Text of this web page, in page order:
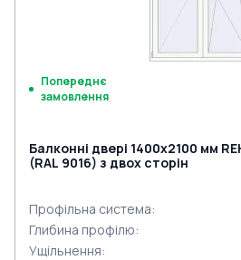
Попереднє
замовлення
Балконні двері 1400x2100 мм
(RAL 9016) з двох сторін
Профільна система:
Глибина профілю:
Ущільнення: